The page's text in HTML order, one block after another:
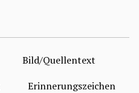
Bild/Quellentext
Erinnerungszeichen